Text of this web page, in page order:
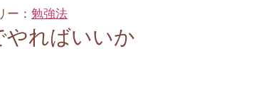
： 勉強法
やればいいか